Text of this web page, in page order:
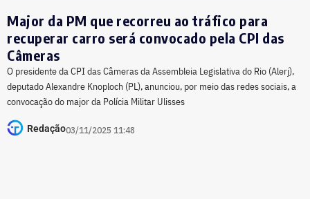
Major da PM que recorreu ao tráfico para
recuperar carro será convocado pela CPI das
Câmeras
O presidente da CPI das Câmeras da Assembleia Legislativa do Rio (Alerj),
deputado Alexandre Knoploch (PL), anunciou, por meio das redes sociais, a
convocação do major da Polícia Militar Ulisses
Redação03/11/2025 11:48